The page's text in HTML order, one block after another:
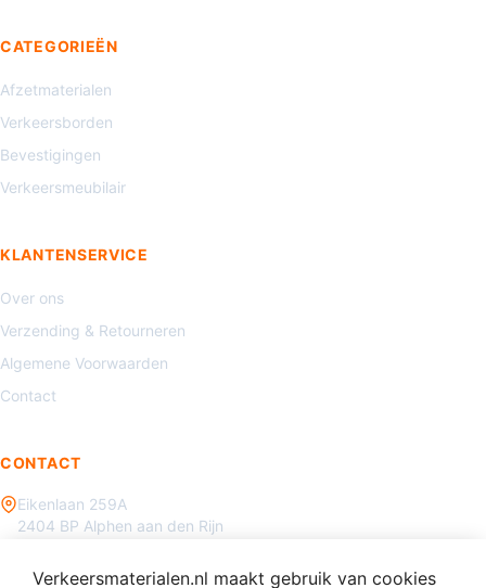
CATEGORIEËN
Afzetmaterialen
Verkeersborden
Bevestigingen
Verkeersmeubilair
KLANTENSERVICE
Over ons
Verzending & Retourneren
Algemene Voorwaarden
Contact
CONTACT
Eikenlaan 259A
2404 BP Alphen aan den Rijn
Verkeersmaterialen.nl maakt gebruik van cookies